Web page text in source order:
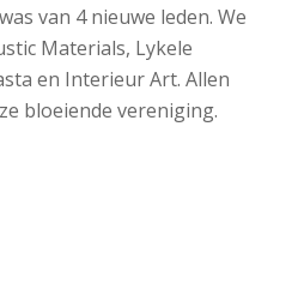
van 4 nieuwe leden. We
Materials, Lykele
en Interieur Art. Allen
bloeiende vereniging.